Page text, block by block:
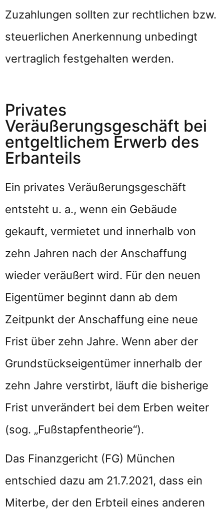
Zuzahlungen sollten zur rechtlichen bzw.
steuerlichen Anerkennung unbedingt
vertraglich festgehalten werden.
Privates
Veräußerungsgeschäft bei
entgeltlichem Erwerb des
Erbanteils
Ein privates Veräußerungsgeschäft
entsteht u. a., wenn ein Gebäude
gekauft, vermietet und innerhalb von
zehn Jahren nach der Anschaffung
wieder veräußert wird. Für den neuen
Eigentümer beginnt dann ab dem
Zeitpunkt der Anschaffung eine neue
Frist über zehn Jahre. Wenn aber der
Grundstückseigentümer innerhalb der
zehn Jahre verstirbt, läuft die bisherige
Frist unverändert bei dem Erben weiter
(sog. „Fußstapfentheorie“).
Das Finanzgericht (FG) München
entschied dazu am 21.7.2021, dass ein
Miterbe, der den Erbteil eines anderen